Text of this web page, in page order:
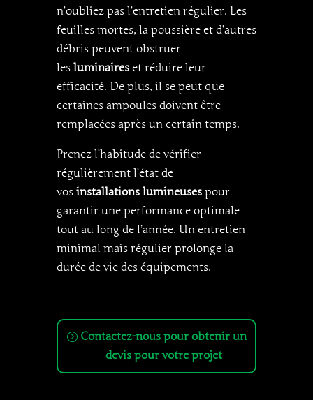
n’oubliez pas l’entretien régulier. Les
feuilles mortes, la poussière et d’autres
débris peuvent obstruer
les luminaires et réduire leur
efficacité. De plus, il se peut que
certaines ampoules doivent être
remplacées après un certain temps.
Prenez l’habitude de vérifier
régulièrement l’état de
vos installations lumineuses pour
garantir une performance optimale
tout au long de l’année. Un entretien
minimal mais régulier prolonge la
durée de vie des équipements.
Contactez-nous pour obtenir un
devis pour votre projet